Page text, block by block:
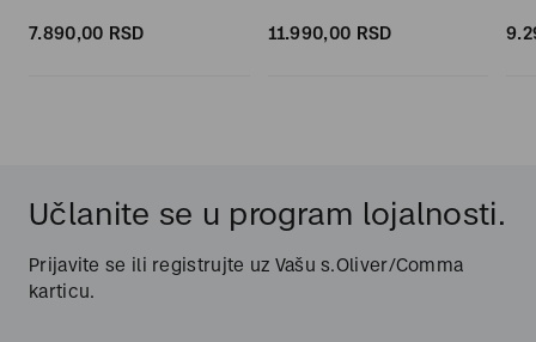
7.890,00 RSD 11.990,00 RSD
Učlanite se u program lojalnosti.
Prijavite se ili registrujte uz Vašu s.Oliver/Comma
karticu.